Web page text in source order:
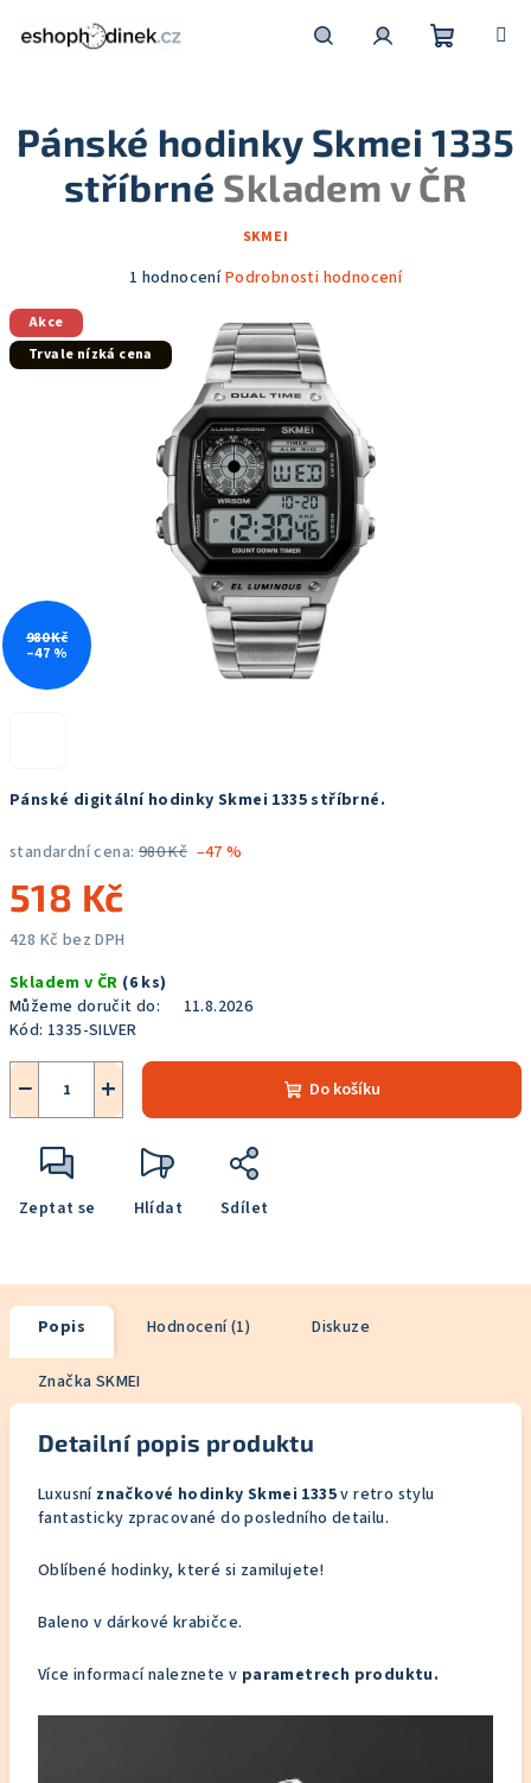
košík
Pánské digitální hodinky Skmei 1335 stříbrné.
standardní cena: 980 Kč –47 %
518 Kč
428 Kč bez DPH
cena:
Skladem v ČR (6 ks)
Můžeme doručit do:
11.8.2026
Kód: 1335-SILVER
+
− Do košíku
Zeptat se Hlídat Sdílet
Pánské hodinky Skmei 1335
stříbrné Skladem v ČR
SKMEI
Průměrné
je
5,0
hvězdiček.
1 hodnoceníPodrobnosti hodnocení
Akce
Trvale nízká cena
980 Kč
–47 %
Popis Hodnocení (1) Diskuze
Značka SKMEI
Detailní popis produktu
Luxusní značkové hodinky Skmei 1335v retro stylu
fantasticky zpracované do posledního detailu.
Oblíbené hodinky, které si zamilujete!
Baleno v dárkové krabičce.
Více informací naleznete v parametrech produktu.